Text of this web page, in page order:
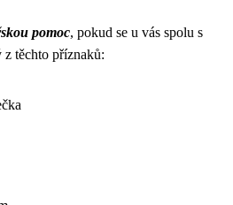
pomoc, pokud se u vás spolu s
těchto příznaků: